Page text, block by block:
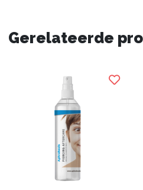
Gerelateerde